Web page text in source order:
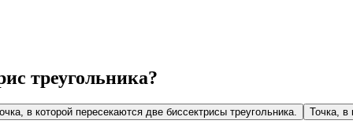
треугольника?
в которой пересекаются две биссектрисы треугольника. Точка, в